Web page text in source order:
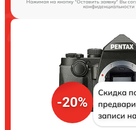
Нажимая на кнопку "Оставить заявку" Вы
конфиденциальности
-20%
Скидка
записи